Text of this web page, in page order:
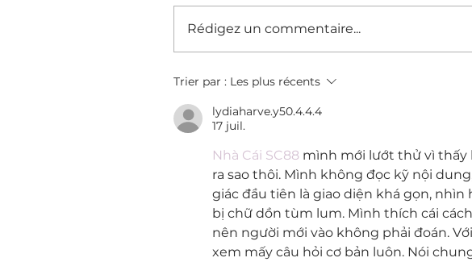
Que Se Passe-t-il Depuis
La Fermeture Pour Moi ?
Rédigez un commentaire...
Trier par : Les plus récents
lydiaharve.y50.4.4.4
17 juil.
Nhà Cái SC88 mình mới lướt thử vì thấy
ra sao thôi. Mình không đọc kỹ nội
giác đầu tiên là giao diện khá gọn,
bị chữ dồn tùm lum. Mình thích cái
nên người mới vào không phải đoán.
xem mấy câu hỏi cơ bản luôn. Nói